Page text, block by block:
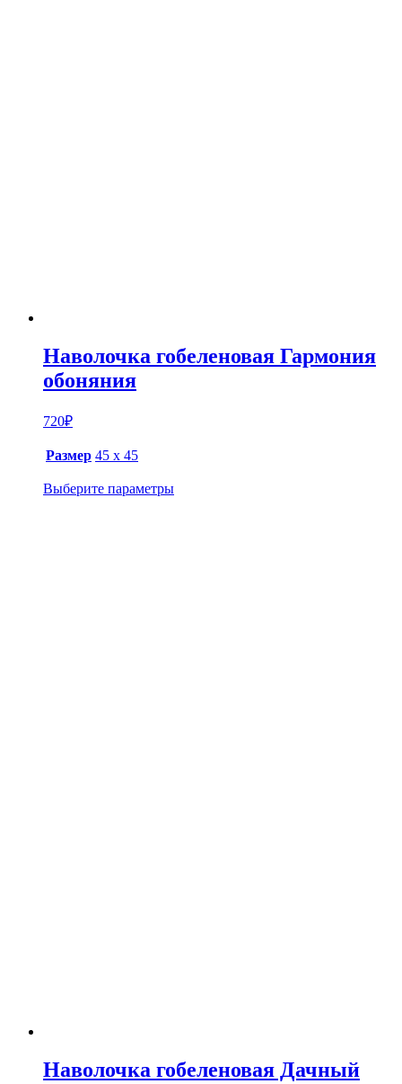
Наволочка гобеленовая Гармония
обоняния
720₽
Размер 45 х 45
Выберите параметры
Наволочка гобеленовая Дачный